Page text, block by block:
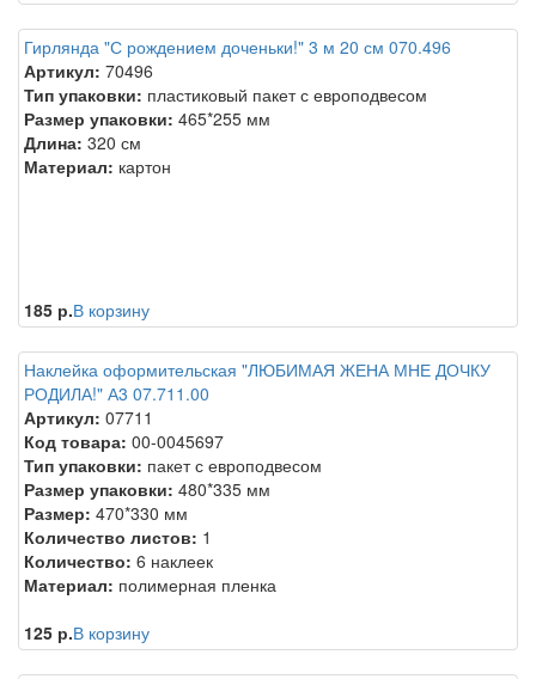
Гирлянда "С рождением доченьки!" 3 м 20 см 070.496
Артикул: 70496
Тип упаковки: пластиковый пакет с европодвесом
Размер упаковки: 465*255 мм
Длина: 320 см
Материал: картон
185 р.В корзину
Наклейка оформительская "ЛЮБИМАЯ ЖЕНА МНЕ ДОЧКУ
РОДИЛА!" А3 07.711.00
Артикул: 07711
Код товара: 00-0045697
Тип упаковки: пакет с европодвесом
Размер упаковки: 480*335 мм
Размер: 470*330 мм
Количество листов: 1
Количество: 6 наклеек
Материал: полимерная пленка
125 р.В корзину